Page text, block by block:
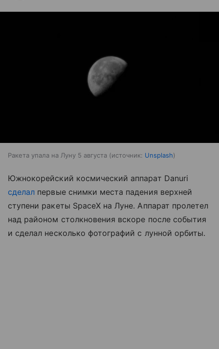
Ракета упала на Луну 5 августа источник: Unsplash
Южнокорейский космический аппарат Danuri
сделал первые снимки места падения верхней
ступени ракеты SpaceX на Луне. Аппарат пролетел
над районом столкновения вскоре после события
и сделал несколько фотографий с лунной орбиты.